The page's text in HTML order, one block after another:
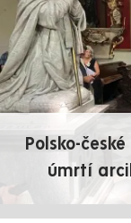
Polsko-
úmrtí